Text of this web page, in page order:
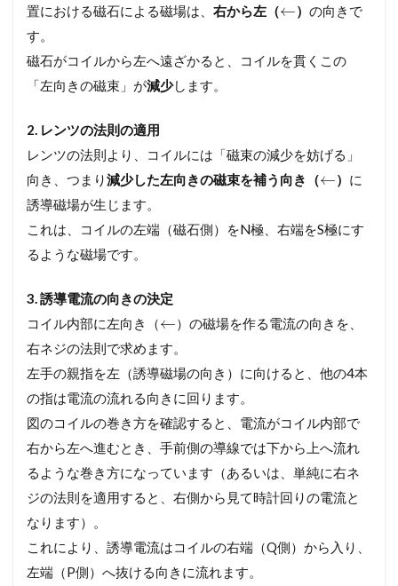
置における磁石による磁場は、 右から左（←） の向きで
す。
磁石がコイルから左へ遠ざかると、コイルを貫くこの
「左向きの磁束」が減少します。
2. レンツの法則の適用
レンツの法則より、コイルには「磁束の減少を妨げる」
向き、つまり減少した左向きの磁束を補う向き（←） に
誘導磁場が生じます。
これは、コイルの左端（磁石側）をN極、右端をS極にす
るような磁場です。
3. 誘導電流の向きの決定
コイル内部に左向き（←）の磁場を作る電流の向きを、
右ネジの法則で求めます。
左手の親指を左（誘導磁場の向き）に向けると、他の4本
の指は電流の流れる向きに回ります。
図のコイルの巻き方を確認すると、電流がコイル内部で
右から左へ進むとき、手前側の導線では下から上へ流れ
るような巻き方になっています（あるいは、単純に右ネ
ジの法則を適用すると、右側から見て時計回りの電流と
なります）。
これにより、誘導電流はコイルの右端（Q側）から入り、
左端（P側）へ抜ける向きに流れます。